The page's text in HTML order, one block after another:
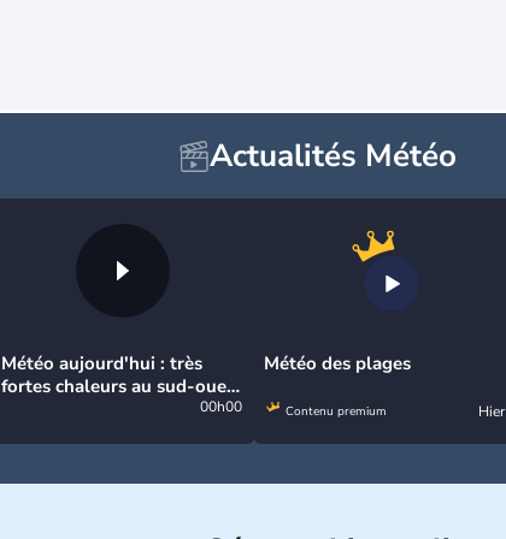
Actualités Météo
Météo aujourd'hui : très
fortes chaleurs au sud-ouest
avant des orages, jusqu'à00h00
Météo des plages
Contenu premium Hier